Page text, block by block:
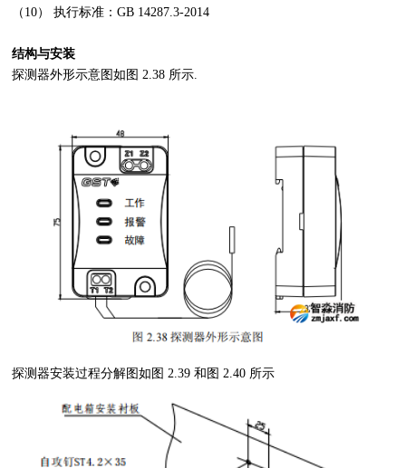
（ 10） 执行标准：GB 14287.3-2014
结构与安装
探测器外形示意图如图2.38 所示.
探测器安装过程分解图如图2.39和图2.40 所示